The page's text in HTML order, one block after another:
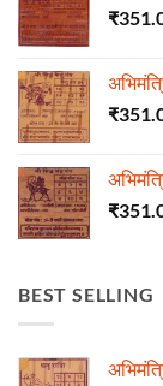
₹
₹
₹
BEST SELLING